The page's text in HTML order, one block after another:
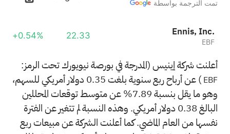
تمت الترجمة بواسطة
Ennis, Inc.
EBF
22.33
+0.54%
أعلنت شركة إينيس (المدرجة في بورصة نيويورك تحت الرمز:
EBF
) عن أرباح ربع سنوية بلغت 0.35 دولار أمريكي للسهم،
وهو ما يقل بنسبة 7.89% عن متوسط توقعات المحللين
البالغ 0.38 دولار أمريكي. وهذه النسبة لم تتغير عن الفترة
نفسها من العام الماضي. كما أعلنت الشركة عن مبيعات ربع